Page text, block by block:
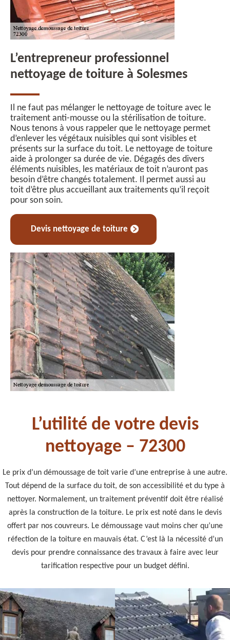
L’entrepreneur professionnel
nettoyage de toiture à Solesmes
Il ne faut pas mélanger le nettoyage de toiture avec le
traitement anti-mousse ou la stérilisation de toiture.
Nous tenons à vous rappeler que le nettoyage permet
d’enlever les végétaux nuisibles qui sont visibles et
présents sur la surface du toit. Le nettoyage de toiture
aide à prolonger sa durée de vie. Dégagés des divers
éléments nuisibles, les matériaux de toit n’auront pas
besoin d’être changés totalement. Il permet aussi au
toit d’être plus accueillant aux traitements qu’il reçoit
pour son soin.
Devis nettoyage de toiture
L’utilité de votre devis
nettoyage – 72300
Le prix d’un démoussage de toit varie d’une entreprise à une autre.
Tout dépend de la surface du toit, de son accessibilité et du type à
nettoyer. Normalement, un traitement préventif doit être réalisé
après la construction de la toiture. Le prix est noté dans le devis
offert par nos couvreurs. Le démoussage vaut moins cher qu’une
réfection de la toiture en mauvais état. C’est là la nécessité d’un
devis pour prendre connaissance des travaux à faire avec leur
tarification respective pour un budget défini.